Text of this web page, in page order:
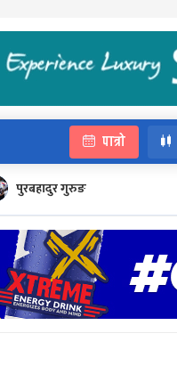
पात्रो
पुरबहादुर गुरुङ